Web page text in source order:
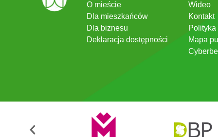
O mieście
Dla mieszkańców
Dla biznesu
Deklaracja dostępności
Wideo
Kontakt
Mapa